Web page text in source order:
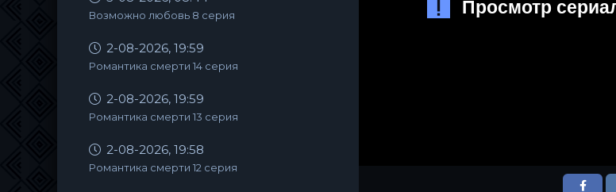
Возможно любовь 8 серия
2-08-2026, 19:59
Романтика смерти 14 серия
2-08-2026, 19:59
Романтика смерти 13 серия
2-08-2026, 19:58
Романтика смерти 12 серия